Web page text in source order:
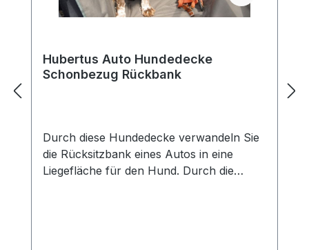
Hubertus Auto Hundedecke
Schonbezug Rückbank
Durch diese Hundedecke verwandeln Sie
die Rücksitzbank eines Autos in eine
Liegefläche für den Hund. Durch die